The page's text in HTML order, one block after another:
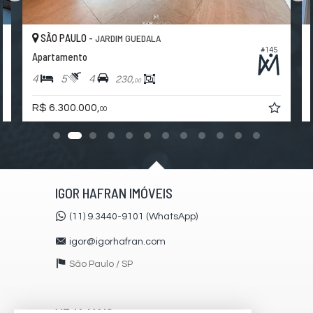
Bar
Gerador
Salão de Festas
Cinema
Quadra Esportiva
Portaria 24h
Medidores Individuais
Playground
Quiosque Externo
Piscina Infantil
Câmeras de Segurança
Gás Central
Boliche
#145
SÃO PAULO - JARDIM GUEDALA
Apartamento
4 5 4 230,00
R$ 6.300.000, 00
IGOR HAFRAN IMÓVEIS
(11) 9.3440-9101 (WhatsApp)
igor@igorhafran.com
São Paulo / SP